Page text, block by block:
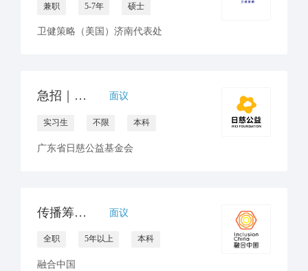
兼职 5-7年 硕士
卫健策略（美国）济南代表处
急招｜公益项目设计&运营实习生（线上协作） 面议
实习生 不限 本科
广东省日慈公益基金会
传播筹款总监 面议
全职 5年以上 本科
融合中国